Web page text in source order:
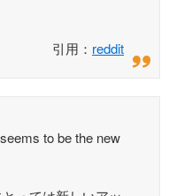
引用： reddit
to be the new